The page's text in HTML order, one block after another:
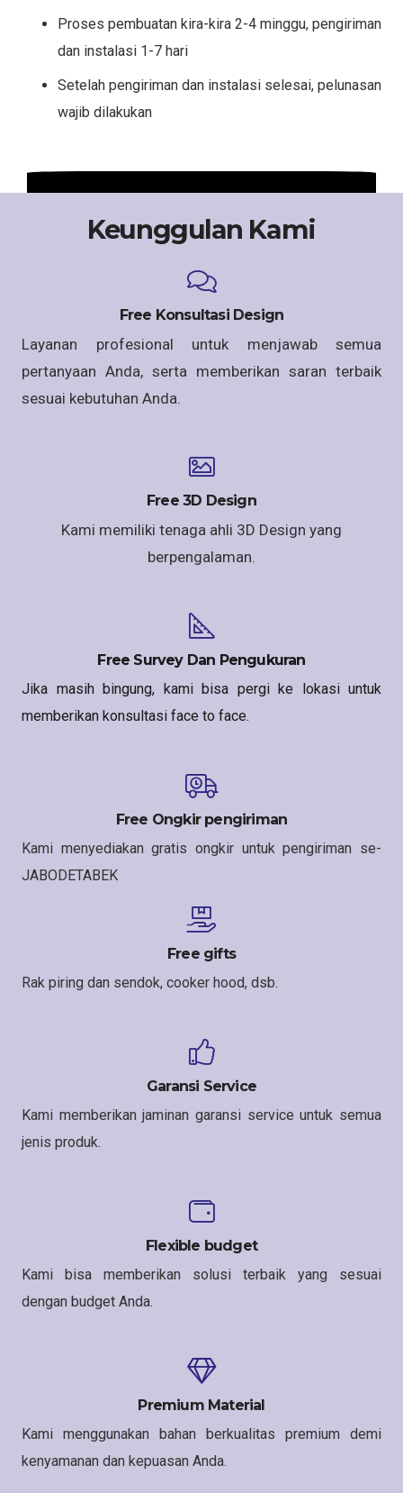
Proses pembuatan kira-kira 2-4 minggu, pengiriman
dan instalasi 1-7 hari
Setelah pengiriman dan instalasi selesai, pelunasan
wajib dilakukan
Keunggulan Kami
Free Konsultasi Design
Layanan profesional untuk menjawab semua
pertanyaan Anda, serta memberikan saran terbaik
sesuai kebutuhan Anda.
Free 3D Design
Kami memiliki tenaga ahli 3D Design yang
berpengalaman.
Free Survey Dan Pengukuran
Jika masih bingung, kami bisa pergi ke lokasi untuk
memberikan konsultasi face to face.
Free Ongkir pengiriman
Kami menyediakan gratis ongkir untuk pengiriman se-
JABODETABEK
Free gifts
Rak piring dan sendok, cooker hood, dsb.
Garansi Service
Kami memberikan jaminan garansi service untuk semua
jenis produk.
Flexible budget
Kami bisa memberikan solusi terbaik yang sesuai
dengan budget Anda.
Premium Material
Kami menggunakan bahan berkualitas premium demi
kenyamanan dan kepuasan Anda.